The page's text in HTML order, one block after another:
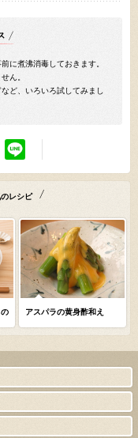
に煮沸消毒しておきます。
ん。
ど、いろいろ試してみまし
のレシピ
アスパラの黄身酢和え